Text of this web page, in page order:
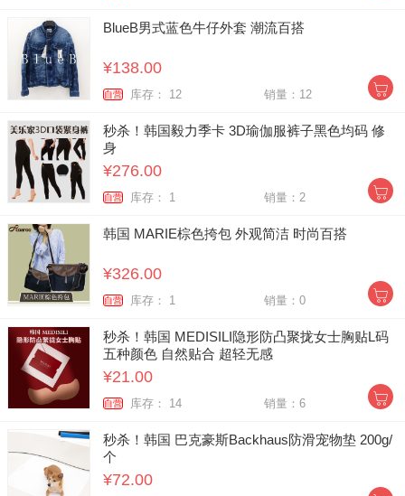
BlueB男式蓝色牛仔外套 潮流百搭
¥138.00
自营 库存： 12 销量：12
秒杀！韩国毅力季卡 3D瑜伽服裤子黑色均码 修
身
¥276.00
自营 库存： 1 销量：2
韩国 MARIE棕色挎包 外观简洁 时尚百搭
¥326.00
自营 库存： 1 销量：0
秒杀！韩国 MEDISILI隐形防凸聚拢女士胸贴L码
五种颜色 自然贴合 超轻无感
¥21.00
自营 库存： 14 销量：6
秒杀！韩国 巴克豪斯Backhaus防滑宠物垫 200g/
个
¥72.00